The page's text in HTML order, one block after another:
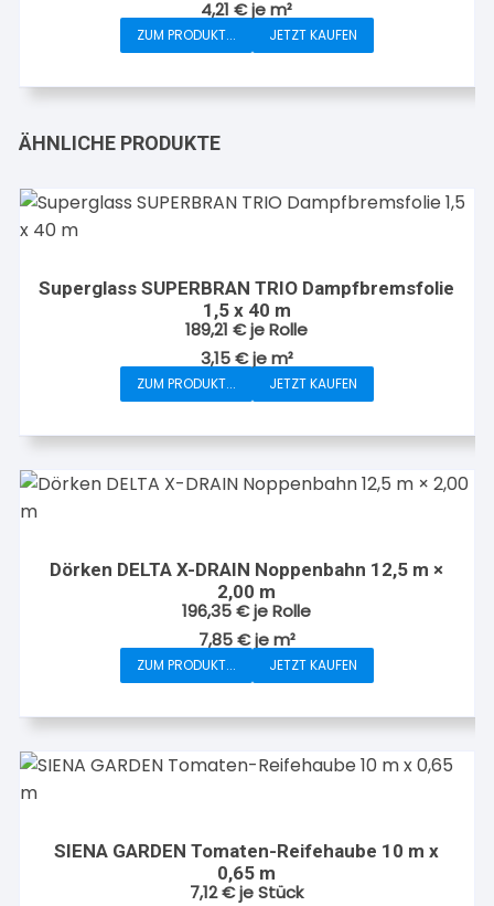
Produktseite
gewählt
4,21€jem²
ZUM PRODUKT... JETZT KAUFEN
ÄHNLICHE PRODUKTE
Superglass SUPERBRAN TRIO Dampfbremsfolie
1,5 x 40 m
189,21€je Rolle
3,15€jem²
ZUM PRODUKT... JETZT KAUFEN
Dörken DELTA X-DRAIN Noppenbahn 12,5 m ×
2,00 m
196,35€je Rolle
7,85€jem²
ZUM PRODUKT... JETZT KAUFEN
SIENA GARDEN Tomaten-Reifehaube 10 m x
0,65 m
7,12€je Stück